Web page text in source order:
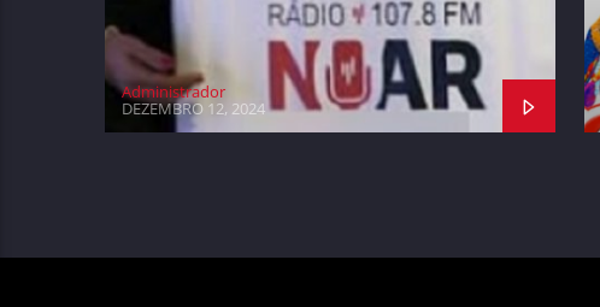
Administrador
DEZEMBRO 12, 2024